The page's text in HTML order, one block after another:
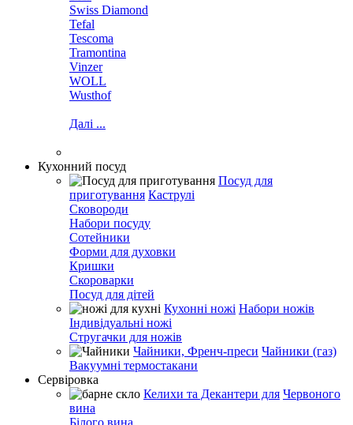
Swiss Diamond
Tefal
Tescoma
Tramontina
Vinzer
WOLL
Wusthof
Далі ...
Кухонний посуд
Посуд для
приготування Каструлі
Сковороди
Набори посуду
Сотейники
Форми для духовки
Кришки
Скороварки
Посуд для дітей
Кухонні ножі Набори ножів
Індивідуальні ножі
Стругачки для ножів
Чайники, Френч-преси Чайники (газ)
Вакуумні термостакани
Сервіровка
Келихи та Декантери для Червоного
вина
Білого вина